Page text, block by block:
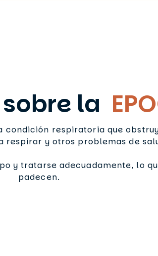
la
condición respiratoria que
respirar y otros problemas de
y tratarse adecuadamente, lo
padecen.